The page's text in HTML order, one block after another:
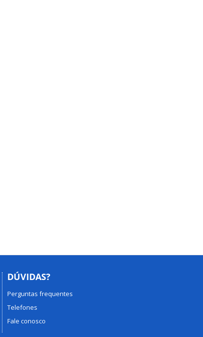
DÚVIDAS?
Perguntas frequentes
Telefones
Fale conosco